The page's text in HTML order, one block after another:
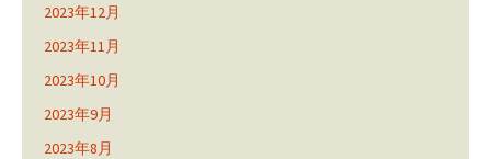
2023年12月
2023年11月
2023年10月
2023年9月
2023年8月